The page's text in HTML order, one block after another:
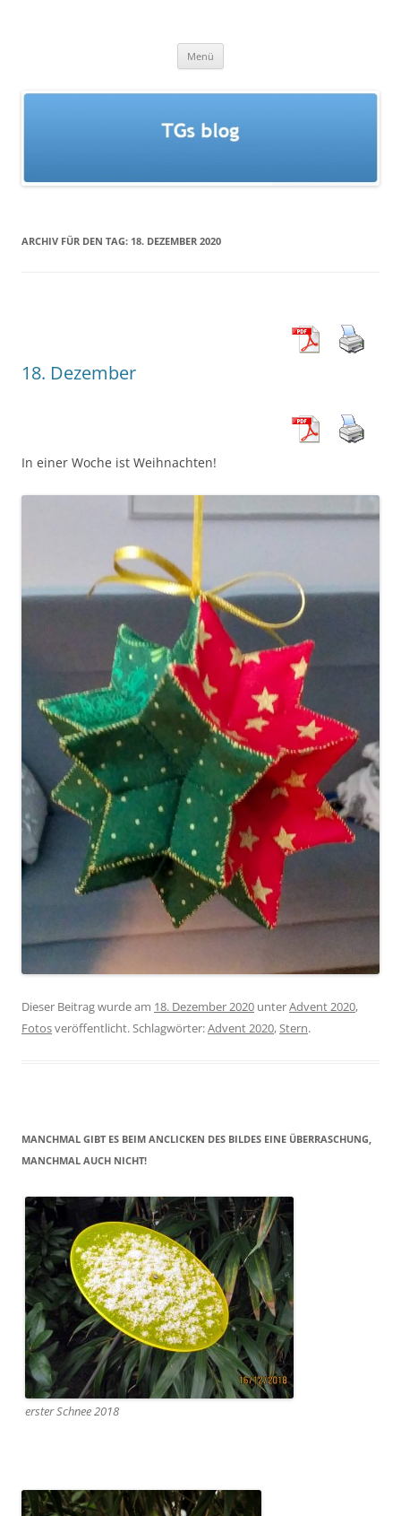
Menü
ARCHIV FÜR DEN TAG: 18. DEZEMBER 2020
18. Dezember
In einer Woche ist Weihnachten!
Dieser Beitrag wurde am 18. Dezember 2020 unterAdvent 2020,
Fotosveröffentlicht. Schlagwörter:Advent 2020,Stern.
MANCHMAL GIBT ES BEIM ANCLICKEN DES BILDES EINE ÜBERRASCHUNG,
MANCHMAL AUCH NICHT!
erster Schnee 2018